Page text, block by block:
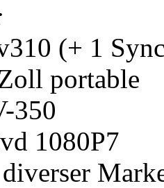
(+ 1
portable
350
1080P7